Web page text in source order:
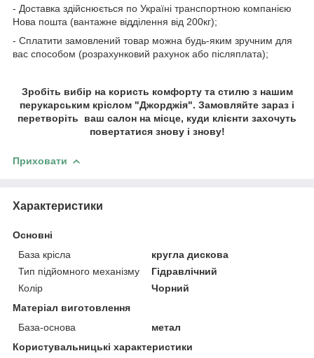
- Доставка здійснюється по Україні транспортною компанією
Нова пошта (вантажне відділення від 200кг);
- Сплатити замовлений товар можна будь-яким зручним для
вас способом (розрахунковий рахунок або післяплата);
Зробіть вибір на користь комфорту та стилю з нашим
перукарським кріслом "Джорджія". Замовляйте зараз і
перетворіть ваш салон на місце, куди клієнти захочуть
повертатися знову і знову!
Приховати
Характеристики
Основні
База крісла
кругла дискова
Тип підйомного механізму
Гідравлічний
Колір
Чорний
Матеріал виготовлення
База-основа
метал
Користувальницькі характеристики